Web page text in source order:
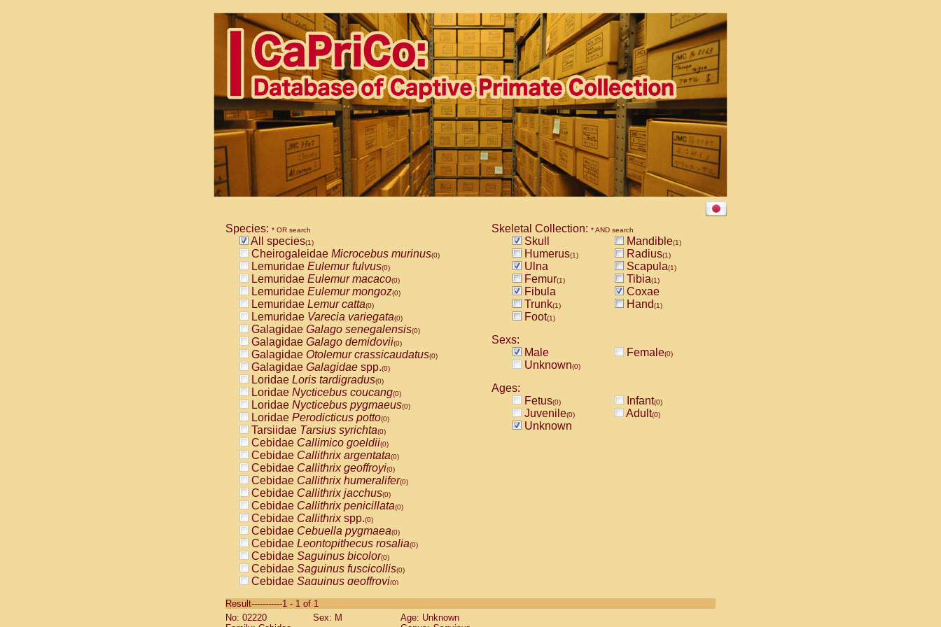
Species: * OR search
All species(1)
Cheirogaleidae Microcebus murinus(0)
Lemuridae Eulemur fulvus(0)
Lemuridae Eulemur macaco(0)
Lemuridae Eulemur mongoz(0)
Lemuridae Lemur catta(0)
Lemuridae Varecia variegata(0)
Galagidae Galago senegalensis(0)
Galagidae Galago demidovii(0)
Galagidae Otolemur crassicaudatus(0)
Galagidae Galagidae spp.(0)
Loridae Loris tardigradus(0)
Loridae Nycticebus coucang(0)
Loridae Nycticebus pygmaeus(0)
Loridae Perodicticus potto(0)
Tarsiidae Tarsius syrichta(0)
Cebidae Callimico goeldii(0)
Cebidae Callithrix argentata(0)
Cebidae Callithrix geoffroyi(0)
Cebidae Callithrix humeralifer(0)
Cebidae Callithrix jacchus(0)
Cebidae Callithrix penicillata(0)
Cebidae Callithrixspp.(0)
Cebidae Cebuella pygmaea(0)
Cebidae Leontopithecus rosalia(0)
Cebidae Saguinus bicolor(0)
Cebidae Saguinus fuscicollis(0)
Cebidae Saguinus geoffroyi(0)
CebidaeSaguinus labiatus(0)
Cebidae Saguinus leucopus (0)
Skeletal Collection: * AND search
Skull Mandible(1)
Humerus(1) Radius(1)
Ulna Scapula(1)
Femur(1) Tibia(1)
Fibula
Coxae
Trunk(1) Hand(1)
Foot(1)
Sexs:
Male
Female(0)
Unknown(0)
Ages:
Fetus(0) Infant(0)
Juvenile(0) Adult(0)
Unknown
Result-----------1 - 1 of 1
No: 02220
Sex: M
Age: Unknown